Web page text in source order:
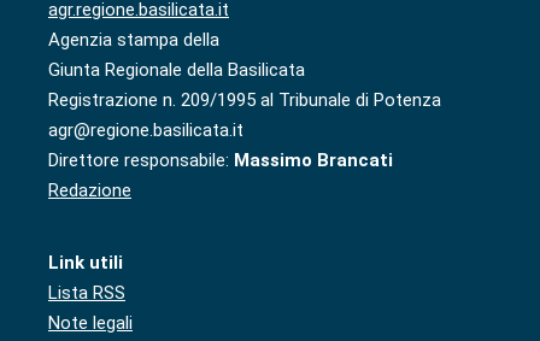
agr.regione.basilicata.it
Agenzia stampa della
Giunta Regionale della Basilicata
Registrazione n. 209/1995 al Tribunale di Potenza
agr@regione.basilicata.it
Direttore responsabile: Massimo Brancati
Redazione
Link utili
Lista RSS
Note legali